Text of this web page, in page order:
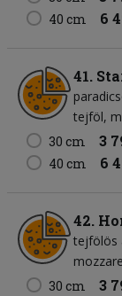
40 cm 6
41.
tejföl
30 cm
3
40 cm 6
42.
tejfölös
30 cm
3